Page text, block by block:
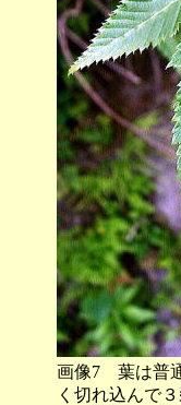
画像7 葉は普
く切れ込んで